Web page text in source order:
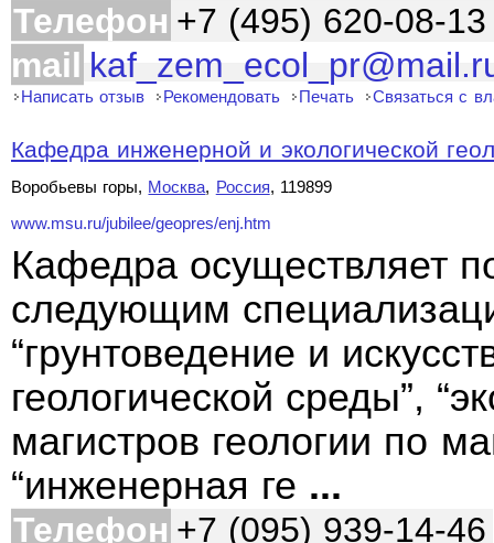
Телефон +7 (495) 620-08-
mail
Написать отзыв Рекомендовать Печать Связаться с
Кафедра инженерной и экологической
Воробьевы горы, Москва, Россия, 119899
www.msu.ru/jubilee/geopres/enj.htm
Кафедра осуществляет
следующим
“грунтоведение и
геологической среды”,
магистров геологии по
“инженерная ге ...
Телефон +7 (095) 939-14-46